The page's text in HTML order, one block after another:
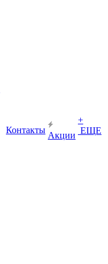
Контакты
Акции
+
ЕЩЕ